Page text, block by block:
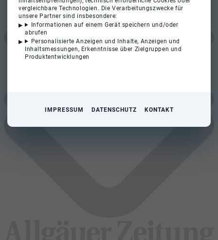
vergleichbare Technologien. Die Verarbeitungszwecke für
unsere Partner sind insbesondere:
Informationen auf einem Gerät speichern und/oder
abrufen
Personalisierte Anzeigen und Inhalte, Anzeigen und
Inhaltsmessungen, Erkenntnisse über Zielgruppen und
Produktentwicklungen
IMPRESSUM DATENSCHUTZ KONTAKT